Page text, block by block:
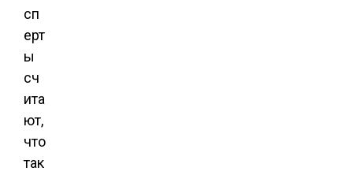
сп
ерт
ы
сч
ита
ют,
что
так